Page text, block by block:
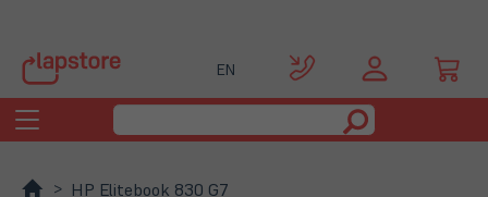
EN
Toggle
navigation
HP Elitebook 830 G7